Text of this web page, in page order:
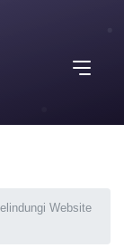
Website